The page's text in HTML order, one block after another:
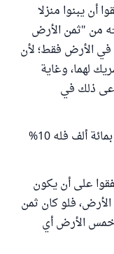
أن يبنوا منزلا
من "ثمن الأرض
في الأرض فقط؛ لأن
لهما، وغاية
ذلك في
فلو كان المجموع مليونا مثلا، وقد شارك بمائة ألف فله 10%
على أن يكون
فلو كان ثمن
ب100 ألف، فله خمس الأرض أي